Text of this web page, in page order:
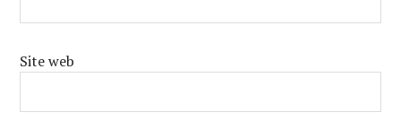
Site web